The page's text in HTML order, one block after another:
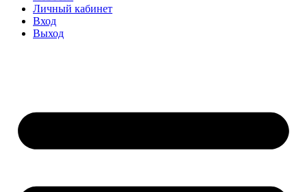
Личный кабинет
Вход
Выход